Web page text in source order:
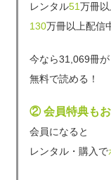
レンタル51万冊以
130万冊以上配信
今なら31,069冊が
無料で読める！
② 会員特典もお
会員になると
レンタル・購入で